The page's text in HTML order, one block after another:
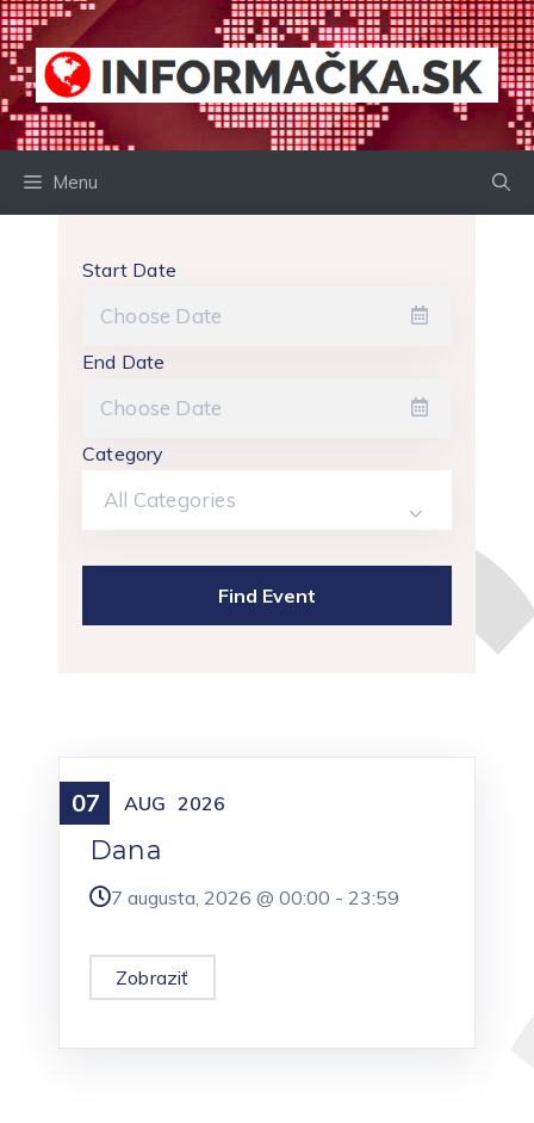
Preskočiť
na
obsah
Menu
Start Date
End Date
Category
All Categories
07 AUG 2026
Meniny
Dana
7 augusta, 2026 @ 00:00 - 23:59
Zobraziť